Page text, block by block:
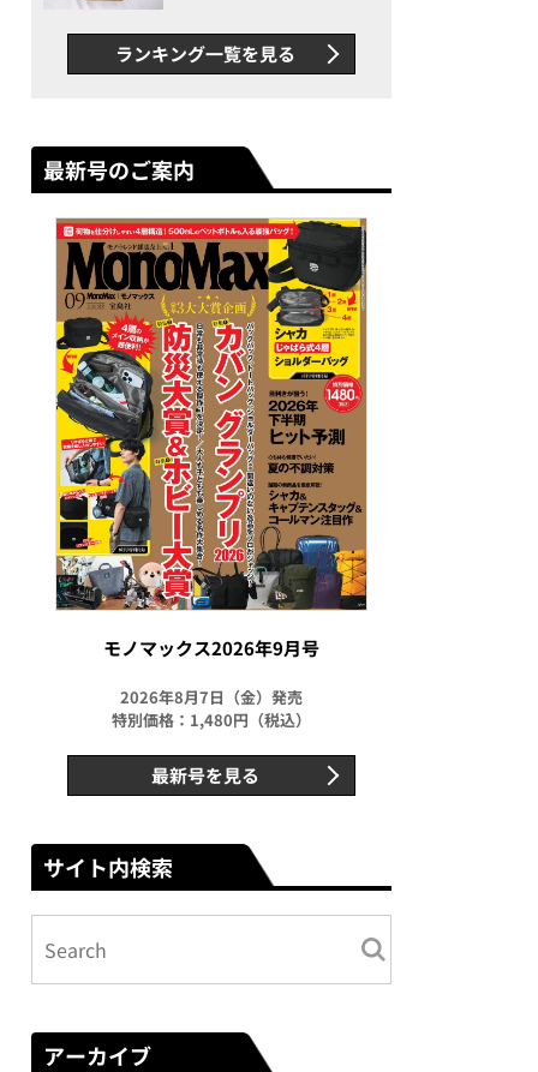
録…ほか【休日バッグの人気
記事ランキングベスト3】
（2026年6月版）
ランキング一覧を見る
最新号のご案内
モノマックス2026年9月号
2026年8月7日（金）発売
特別価格：1,480円（税込）
最新号を見る
サイト内検索
アーカイブ